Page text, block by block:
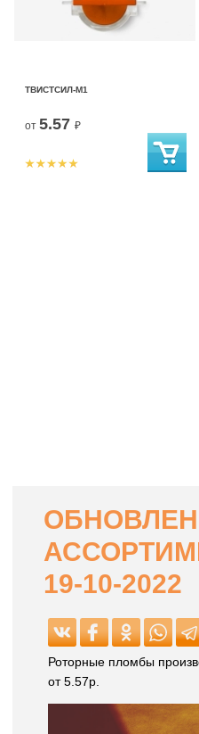
ТВИСТСИЛ-М1
от 5.57 ₽
19-10-2022
Роторные пломбы
от 5.57р.